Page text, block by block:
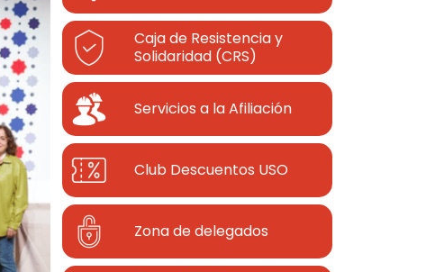
Caja de Resistencia y
Solidaridad (CRS)
Servicios a la Afiliación
Club Descuentos USO
Zona de delegados